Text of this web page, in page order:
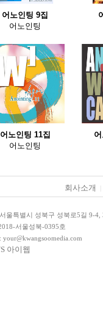
어노인팅 9집
어노인팅
어노인팅 11집
어노인팅
회사소개
울특별시 성북구 성북로5길 9-4,
서울성북-0395호
your@kwangsoomedia.com
아이웹